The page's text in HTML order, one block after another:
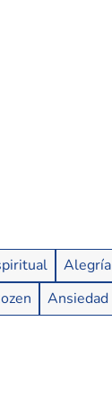
Alegría
Ansiedad